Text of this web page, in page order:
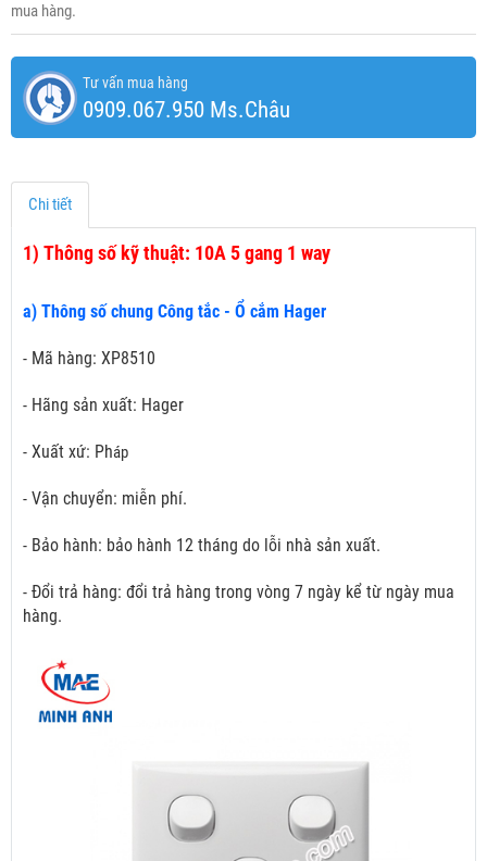
mua hàng.
Tư vấn mua hàng
0909.067.950 Ms.Châu
Chi tiết
1) Thông số kỹ thuật: 10A 5 gang 1 way
a) Thông số chung Công tắc - Ổ cắm Hager
- Mã hàng: XP8510
- Hãng sản xuất: Hager
- Xuất xứ: Pháp
- Vận chuyển: miễn phí.
- Bảo hành: bảo hành 12 tháng do lỗi nhà sản xuất.
- Đổi trả hàng: đổi trả hàng trong vòng 7 ngày kể từ ngày mua
hàng.